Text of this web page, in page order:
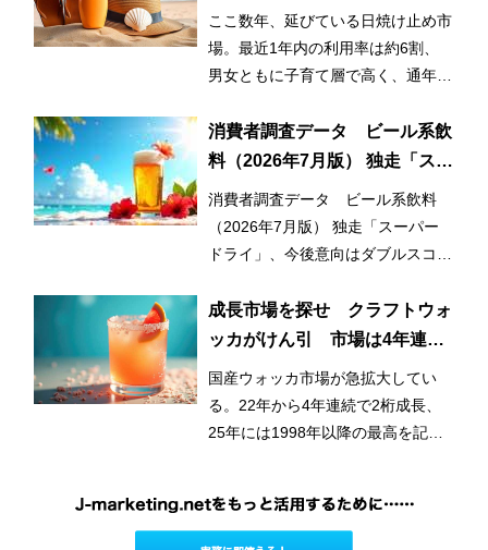
の利用率が3割増！ 日常的かつ
早期化・長期化する日焼け止め
市場
ここ数年、延びている日焼け止め市
場。最近1年内の利用率は約6割、
男女ともに子育て層で高く、通年利
とつの要因となっている。
消費者調査データ ビール系飲
料（2026年7月版） 独走「スー
パードライ」、今後意向はダブ
ルスコアに
消費者調査データ ビール系飲料
（2026年7月版） 独走「スーパー
ドライ」、今後意向はダブルスコア
成長市場を探せ クラフトウォ
ッカがけん引 市場は4年連続
2桁成長
国産ウォッカ市場が急拡大してい
る。22年から4年連続で2桁成長、
25年には1998年以降の最高を記録
アルコール市場のなかで、今後も成